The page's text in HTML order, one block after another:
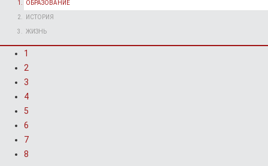
ОБРАЗОВАНИЕ
ИСТОРИЯ
ЖИЗНЬ
1
2
3
4
5
6
7
8